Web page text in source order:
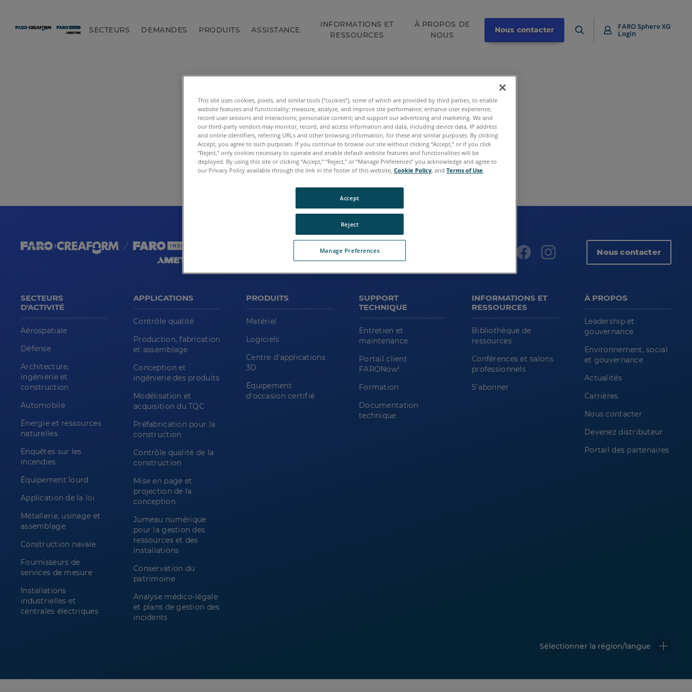
SECTEURS DEMANDES PRODUITS ASSISTANCE
INFORMATIONS ET
RESSOURCES
À PROPOS DE
NOUS
Nous contacter FARO Sphere XG
Login
Nous contacter
SECTEURS
D'ACTIVITÉ
Aérospatiale
Défense
Architecture,
ingénierie et
construction
Automobile
Énergie et ressources
naturelles
Enquêtes sur les
incendies
Équipement lourd
Application de la loi
Métallerie, usinage et
assemblage
Construction navale
Fournisseurs de
services de mesure
Installations
industrielles et
centrales électriques
APPLICATIONS
Contrôle qualité
Production, fabrication
et assemblage
Conception et
ingénierie des produits
Modélisation et
acquisition du TQC
Préfabrication pour la
construction
Contrôle qualité de la
construction
Mise en page et
projection de la
conception
Jumeau numérique
pour la gestion des
ressources et des
installations
Conservation du
patrimoine
Analyse médico-légale
et plans de gestion des
incidents
PRODUITS
Matériel
Logiciels
Centre d'applications
3D
Équipement
d'occasion certifié
SUPPORT
TECHNIQUE
Entretien et
maintenance
Portail client
FARONow!
Formation
Documentation
technique
INFORMATIONS ET
RESSOURCES
Bibliothèque de
ressources
Conférences et salons
professionnels
S'abonner
À PROPOS
Leadership et
gouvernance
Environnement, social
et gouvernance
Actualités
Carrières
Nous contacter
Devenez distributeur
Portail des partenaires
Sélectionner la région/langue
This site uses cookies, pixels, and similar tools (“cookies”), some of which are provided by third parties, to enable
website features and functionality; measure, analyze, and improve site performance; enhance user experience;
record user sessions and interactions; personalize content; and support our advertising and marketing. We and
our third-party vendors may monitor, record, and access information and data, including device data, IP address
and online identifiers, referring URLs and other browsing information, for these and similar purposes. By clicking
Accept, you agree to such purposes. If you continue to browse our site without clicking “Accept,” or if you click
“Reject,” only cookies necessary to operate and enable default website features and functionalities will be
deployed. By using this site or clicking “Accept,” “Reject,” or “Manage Preferences” you acknowledge and agree to
our Privacy Policy available through the link in the footer of this website, Cookie Policy, and Terms of Use.
Manage Preferences
Reject
Accept